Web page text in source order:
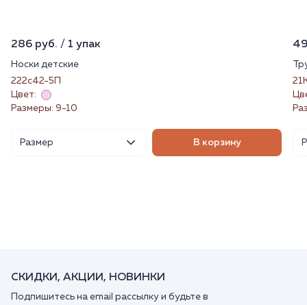
286 руб. / 1 упак
Носки детские
222с42-5П
Цвет:
Размеры: 9-10
Размер В корзину
СКИДКИ, АКЦИИ, НОВИНКИ
Подпишитесь на email рассылку и будьте в